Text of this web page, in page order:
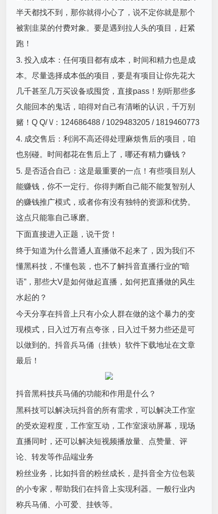
半天都找不到，那你就得小心了，说不定你就是那个
被割韭菜的付费对象。要是遇到拉人头的项目，赶紧
跑！
3. 投入成本：任何项目都有成本，时间和精力也是成
本。尽量选择成本低的项目，要是有项目让你先花大
几千甚至几万买设备或囤货，直接pass！别听那些多
久能回本的鬼话，咱得对自己有清晰的认识，千万别
赌！Q Q/ \/：124686488 / 1029483205 / 1819460773
4. 成交售后：利润不高还得处理麻烦售后的项目，咱
也别碰。时间都花在售后上了，哪还有精力赚钱？
5. 是否适合自己：这是最重要的一点！有些项目别人
能赚钱，你不一定行。你得判断自己能不能复智别人
的赚钱推广模式，或者你有没有独特的资源和优势。
这点只能靠自己琢磨。
下面直接进入正题，说干货！
终于知道为什么普通人直播做不起来了，因为我们不
懂黑科技，不懂包装，也不了解抖音直播行业的“暗
语”，那些大V是如何做起直播，如何把直播做的风生
水起的？
今天分享在抖音上只有小众人群在做的这个暴力的变
现模式，日入过万有点夸张，日入过千努力些还是可
以做到的。抖音兵马俑（挂铁）软件下载地址在文章
最后！
抖音黑科技兵马俑的功能和作用是什么？
黑科技可以解决玩抖音的所有需求，可以解决工作室
的受欢迎程度，工作室互动，工作室滚动屏幕，现场
直播同时，还可以解决短视频播放量、点赞量、评
论、转发等作品端业务
粉丝业务，比如抖音的粉丝成长，是抖音全方位包装
的小专家，帮助我们在抖音上实现利器。一般行业内
称兵马俑、小可爱、挂铁等。